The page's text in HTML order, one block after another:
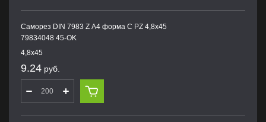
Саморез DIN 7983 Z А4 форма С PZ 4,8х45
79834048 45-OK
4,8х45
9.24 руб.